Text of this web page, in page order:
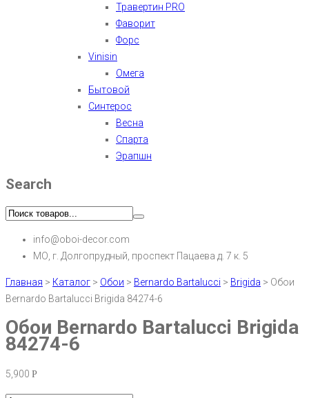
Травертин PRO
Фаворит
Форс
Vinisin
Омега
Бытовой
Синтерос
Весна
Спарта
Эрапшн
Search
info@oboi-decor.com
МО, г. Долгопрудный, проспект Пацаева д. 7 к. 5
Главная > Каталог > Обои > Bernardo Bartalucci > Brigida > Обои
Bernardo Bartalucci Brigida 84274-6
Обои Bernardo Bartalucci Brigida
84274-6
5,900 Р